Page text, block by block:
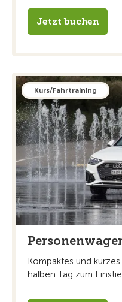
Jetzt buchen
Kurs/Fahrtraining
Kompaktes und
halben Tag zum